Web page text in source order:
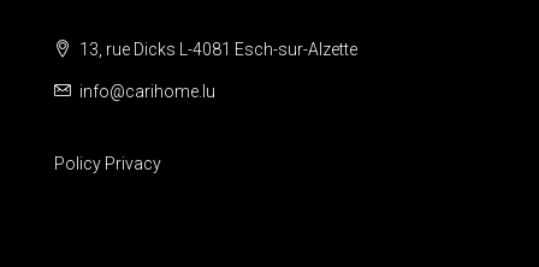
13, rue Dicks L-4081 Esch-sur-Alzette
info@carihome.lu
Policy Privacy